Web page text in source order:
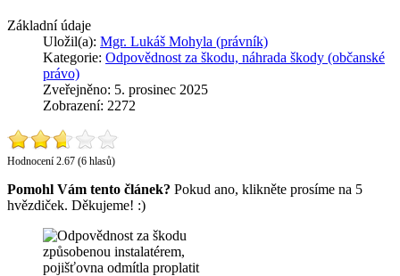
Základní údaje
Uložil(a): Mgr. Lukáš Mohyla (právník)
Kategorie: Odpovědnost za škodu, náhrada škody (občanské
právo)
Zveřejněno: 5. prosinec 2025
Zobrazení: 2272
Hodnocení 2.67 (6 hlasů)
Pomohl Vám tento článek? Pokud ano, klikněte prosíme na 5
hvězdiček. Děkujeme! :)